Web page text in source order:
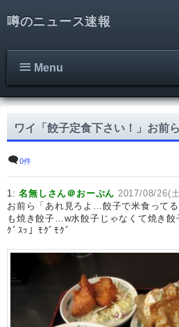
噂のニュース速報
Menu
ワイ「餃子定食下さい！」お前
0件
1:名無しさん＠おーぷん 2017/08/26(
お前ら「あれ見ろよ…餃子で米食って
も焼き餃子…w水餃子じゃなくて焼き
ｸﾞｽｯ」ﾓｸﾞﾓｸﾞ